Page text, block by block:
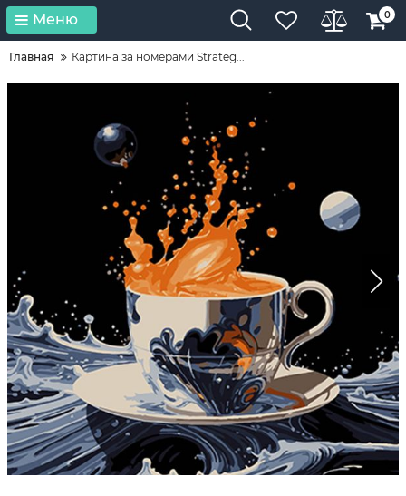
Меню 0
Главная Картина за номерами Strateg...